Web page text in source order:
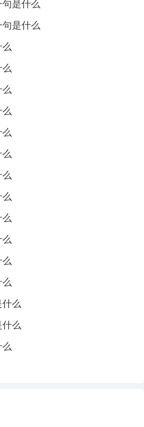
然的热爱与对生活的敏感观
盛期，诗人可能在夏日的傍
的自然景色，生发出清凉、
夏日晚凉的诗，展现了诗人
静生活的向往。开篇以“垂杨
的亲密关系，营造出一种凉
清新，给人以悠然自得的感
如“浮萍”、“明月”、“流泉”
谐共处。特别是“银汉西斜，
传达了诗人对美好自然的赞
宁静的珍贵。最后一句“试问
入自然景观中，体现了诗人
事物的期待。
了作者高雅的审美情趣与深
中一首不可多得的佳作。
是什么
是什么
么
么